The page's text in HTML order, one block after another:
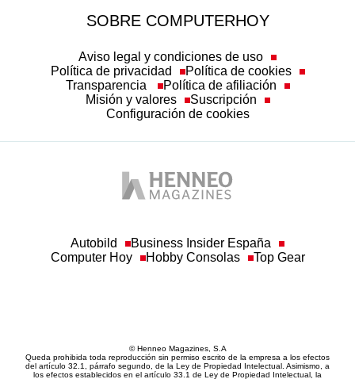
SOBRE COMPUTERHOY
Aviso legal y condiciones de uso
Política de privacidad
Política de cookies
Transparencia
Política de afiliación
Misión y valores
Suscripción
Configuración de cookies
Autobild
Business Insider España
Computer Hoy
Hobby Consolas Top Gear
© Henneo Magazines, S.A
Queda prohibida toda reproducción sin permiso escrito de la empresa a los efectos
del artículo 32.1, párrafo segundo, de la Ley de Propiedad Intelectual. Asimismo, a
los efectos establecidos en el artículo 33.1 de Ley de Propiedad Intelectual, la